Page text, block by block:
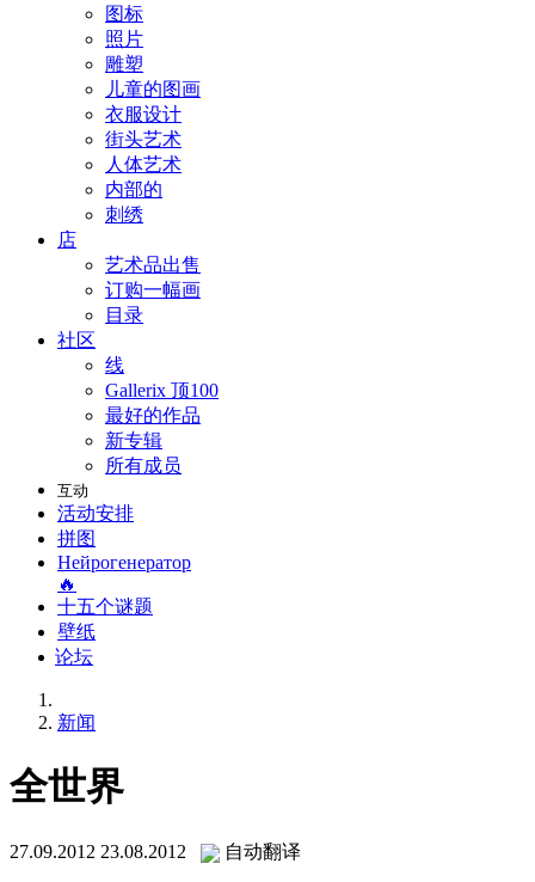
图标
照片
雕塑
儿童的图画
衣服设计
街头艺术
人体艺术
内部的
刺绣
店
艺术品出售
订购一幅画
目录
社区
线
Gallerix 顶100
最好的作品
新专辑
所有成员
互动
活动安排
拼图
Нейрогенератор
🔥
十五个谜题
壁纸
论坛
新闻
全世界
27.09.2012 23.08.2012 自动翻译